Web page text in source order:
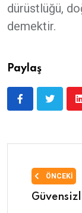
dürüstlüğü,
demektir.
Paylaş
ÖNCEKI